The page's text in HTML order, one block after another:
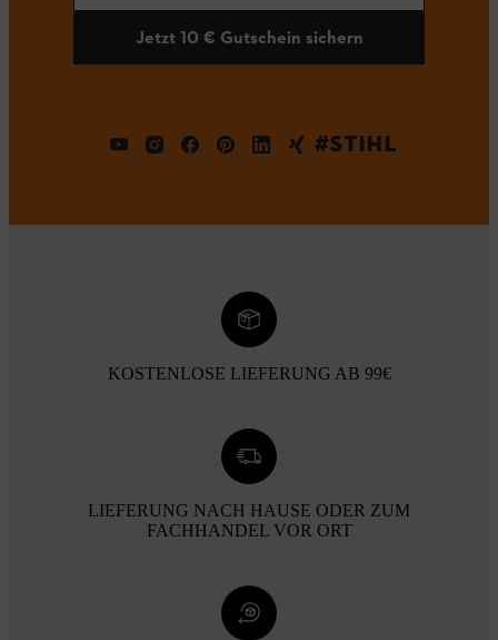
Jetzt 10 € Gutschein sichern
#STIHL
KOSTENLOSE LIEFERUNG AB 99€
LIEFERUNG NACH HAUSE ODER ZUM
FACHHANDEL VOR ORT